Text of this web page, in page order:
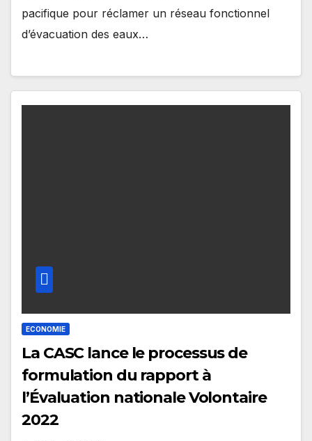
pacifique pour réclamer un réseau fonctionnel
d’évacuation des eaux…
ECONOMIE
La CASC lance le processus de
formulation du rapport à
l’Évaluation nationale Volontaire
2022